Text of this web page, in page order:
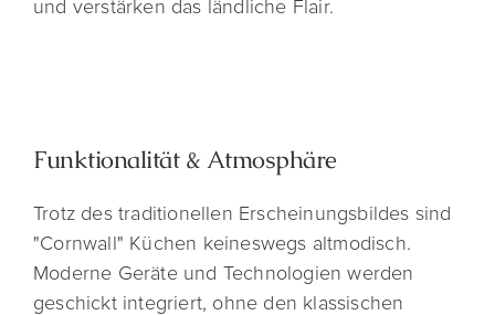
und verstärken das ländliche Flair.
Funktionalität & Atmosphäre
Trotz des traditionellen Erscheinungsbildes sind
"Cornwall" Küchen keineswegs altmodisch.
Moderne Geräte und Technologien werden
geschickt integriert, ohne den klassischen